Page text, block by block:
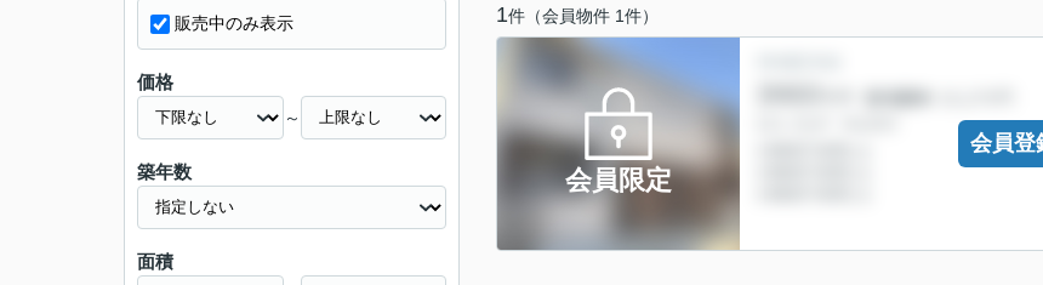
1件（会員物件 1件）
会員限定
会員登
販売中のみ表示
価格
～
築年数
面積